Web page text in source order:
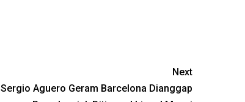
Next
Sergio Aguero Geram Barcelona Dianggap